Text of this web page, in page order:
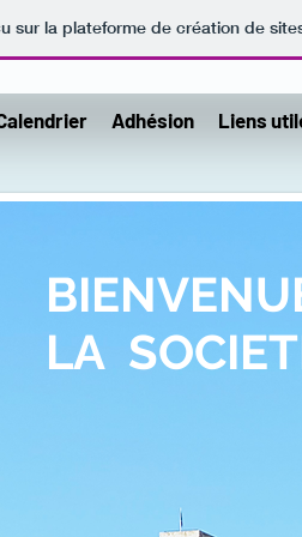
sur la plateforme de création de
Adhésion Liens
SUR
LA